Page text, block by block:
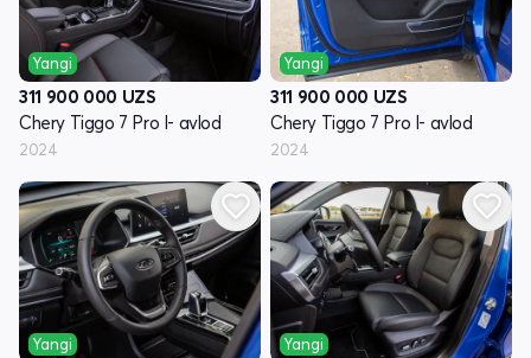
Yangi
311 900 000 UZS
Chery Tiggo 7 Pro I- avlod
2024
Yangi
311 900 000 UZS
Chery Tiggo 7 Pro I- avlod
2024
Yangi Yangi